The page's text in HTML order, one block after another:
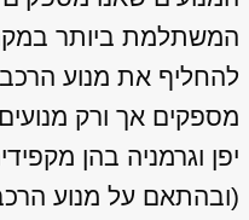
המשתלמת ביותר
להחליף את מנוע
מספקים אך ורק
יפן וגרמניה בהן
(ובהתאם על מנוע